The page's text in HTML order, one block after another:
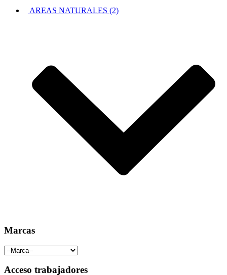
AREAS NATURALES (2)
Marcas
Acceso trabajadores